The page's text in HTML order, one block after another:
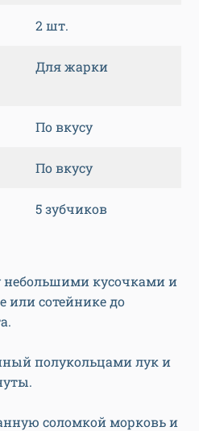
2 шт.
Для жарки
По вкусу
По вкусу
5 зубчиков
небольшими кусочками и
или сотейнике до
полукольцами лук и
соломкой морковь и